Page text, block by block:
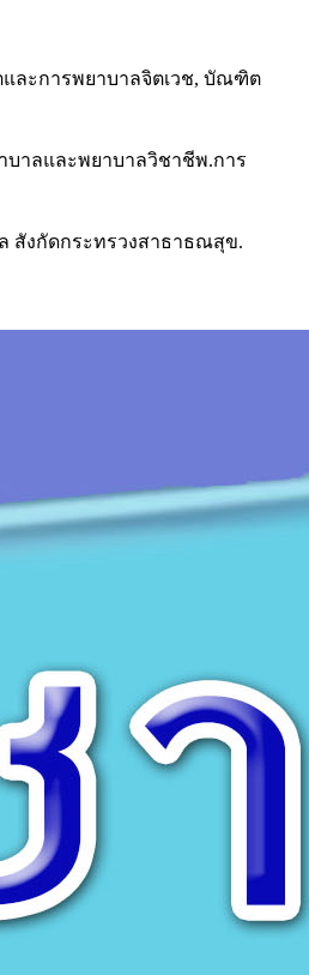
ละการพยาบาลจิตเวช, บัณฑิต
บาลและพยาบาลวิชาชีพ.การ
สังกัดกระทรวงสาธาธณสุข.